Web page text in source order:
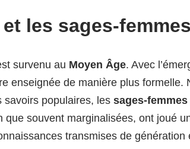
les sages-femmes
survenu au Moyen Âge. Avec
enseignée de manière plus formelle.
savoirs populaires, les sages-femmes
que souvent marginalisées, ont joué
transmises de génération